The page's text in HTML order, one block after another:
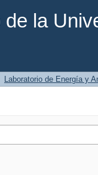
de la
Laboratorio de Energía y